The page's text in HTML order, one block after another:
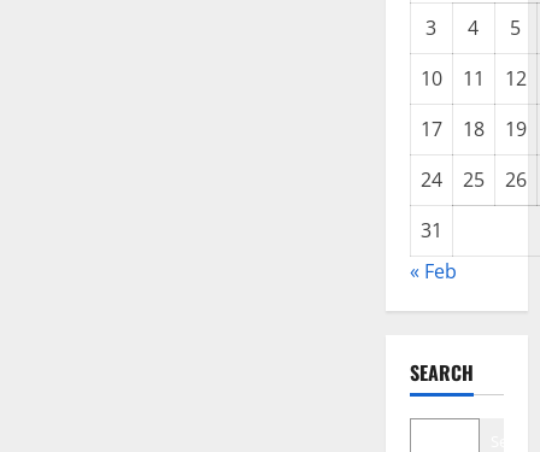
3 4
5
10
11
12
17
18
19
24
25
26
31
« Feb
SEARCH